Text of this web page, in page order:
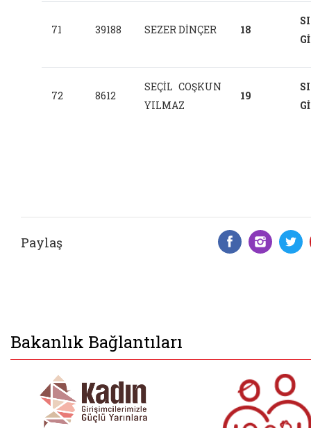
71 39188 SEZER DİNÇER 18
72 8612
SEÇİL COŞKUN
YILMAZ
19
Paylaş
Bakanlık Bağlantıları